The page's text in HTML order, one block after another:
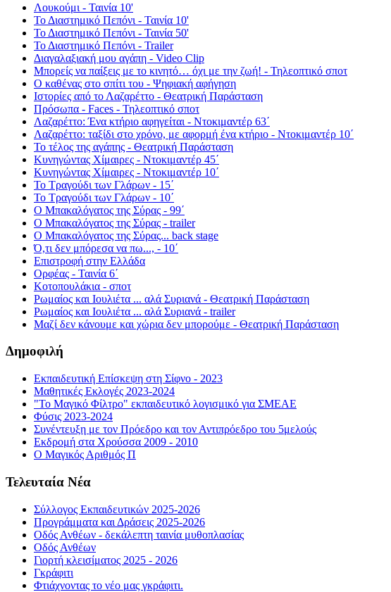
Λουκούμι - Ταινία 10'
Το Διαστημικό Πεπόνι - Ταινία 10'
Το Διαστημικό Πεπόνι - Ταινία 50'
Το Διαστημικό Πεπόνι - Trailer
Διαγαλαξιακή μου αγάπη - Video Clip
Μπορείς να παίξεις με το κινητό… όχι με την ζωή! - Τηλεοπτικό σποτ
Ο καθένας στο σπίτι του - Ψηφιακή αφήγηση
Ιστορίες από το Λαζαρέττο - Θεατρική Παράσταση
Πρόσωπα - Faces - Τηλεοπτικό σποτ
Λαζαρέττο: Ένα κτήριο αφηγείται - Ντοκιμαντέρ 63΄
Λαζαρέττο: ταξίδι στο χρόνο, με αφορμή ένα κτήριο - Ντοκιμαντέρ 10΄
Το τέλος της αγάπης - Θεατρική Παράσταση
Κυνηγώντας Χίμαιρες - Ντοκιμαντέρ 45΄
Κυνηγώντας Χίμαιρες - Ντοκιμαντέρ 10΄
Το Τραγούδι των Γλάρων - 15΄
Το Τραγούδι των Γλάρων - 10΄
Ο Μπακαλόγατος της Σύρας - 99΄
Ο Μπακαλόγατος της Σύρας - trailer
Ο Μπακαλόγατος της Σύρας... back stage
Ό,τι δεν μπόρεσα να πω..., - 10΄
Επιστροφή στην Ελλάδα
Ορφέας - Ταινία 6΄
Κοτοπουλάκια - σποτ
Ρωμαίος και Ιουλιέτα ... αλά Συριανά - Θεατρική Παράσταση
Ρωμαίος και Ιουλιέτα ... αλά Συριανά - trailer
Μαζί δεν κάνουμε και χώρια δεν μπορούμε - Θεατρική Παράσταση
Δημοφιλή
Εκπαιδευτική Επίσκεψη στη Σίφνο - 2023
Μαθητικές Εκλογές 2023-2024
"Το Μαγικό Φίλτρο" εκπαιδευτικό λογισμικό για ΣΜΕΑΕ
Φύσις 2023-2024
Συνέντευξη με τον Πρόεδρο και τον Αντιπρόεδρο του 5μελούς
Εκδρομή στα Χρούσσα 2009 - 2010
Ο Μαγικός Αριθμός Π
Τελευταία Νέα
Σύλλογος Εκπαιδευτικών 2025-2026
Προγράμματα και Δράσεις 2025-2026
Οδός Ανθέων - δεκάλεπτη ταινία μυθοπλασίας
Οδός Ανθέων
Γιορτή κλεισίματος 2025 - 2026
Γκράφιτι
Φτιάχνοντας το νέο μας γκράφιτι.